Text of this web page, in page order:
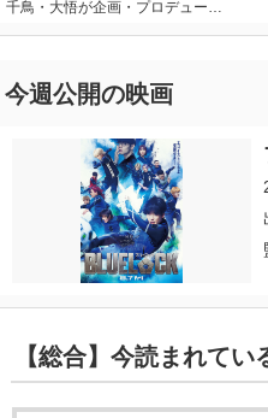
千鳥・大悟が企画・プロデュー…
今週公開の映画
【総合】今読まれてい